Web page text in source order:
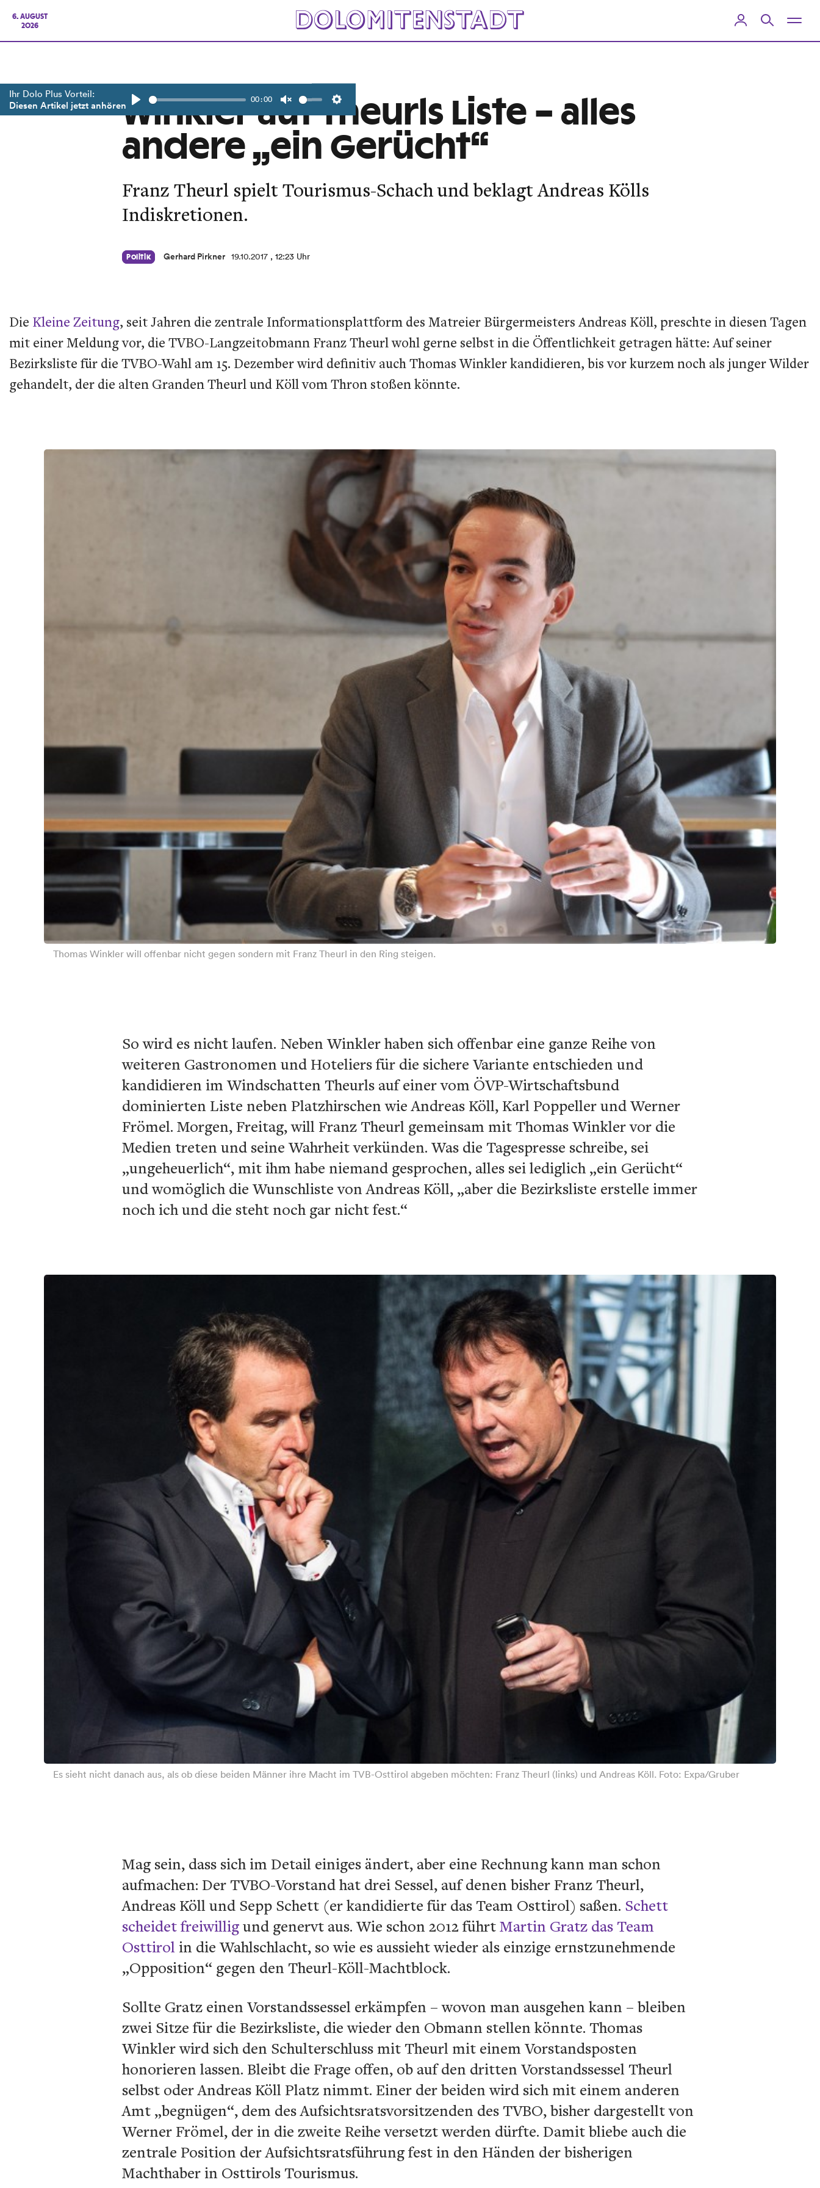
6. AUGUST
2026
Ihr Dolo Plus Vorteil:
Diesen Artikel jetzt anhören 00:00
Settings
Winkler auf Theurls Liste – alles
andere „ein Gerücht“
Franz Theurl spielt Tourismus-Schach und beklagt Andreas Kölls
Indiskretionen.
Politik Gerhard Pirkner 19.10.2017 , 12:23 Uhr
Die Kleine Zeitung, seit Jahren die zentrale Informationsplattform des Matreier Bürgermeisters Andreas Köll, preschte in diesenTagen
mit einer Meldung vor, die TVBO-Langzeitobmann Franz Theurl wohl gerne selbst in die Öffentlichkeit getragen hätte: Auf seiner
Bezirksliste für die TVBO-Wahl am 15. Dezember wird definitiv auch Thomas Winkler kandidieren, bis vor kurzem noch als junger Wilder
gehandelt, der die alten Granden Theurl und Köll vom Thron stoßen könnte.
Thomas Winkler will offenbar nicht gegen sondern mit Franz Theurl in den Ring steigen.
So wird es nicht laufen. Neben Winkler haben sich offenbar eine ganze Reihe von
weiteren Gastronomen und Hoteliers für die sichere Variante entschieden und
kandidieren im Windschatten Theurls auf einer vom ÖVP-Wirtschaftsbund
dominierten Liste neben Platzhirschen wie Andreas Köll, Karl Poppeller und Werner
Frömel. Morgen, Freitag, will Franz Theurl gemeinsam mit Thomas Winkler vor die
Medien treten und seine Wahrheit verkünden. Was die Tagespresse schreibe, sei
„ungeheuerlich“, mit ihm habe niemand gesprochen, alles sei lediglich „ein Gerücht“
und womöglich die Wunschliste von Andreas Köll, „aber die Bezirksliste erstelle immer
noch ich und die steht noch gar nicht fest.“
Es sieht nicht danach aus, als ob diese beiden Männer ihre Macht im TVB-Osttirol abgeben möchten: Franz Theurl (links) und Andreas Köll. Foto: Expa/Gruber
Mag sein, dass sich im Detail einiges ändert, aber eine Rechnung kann man schon
aufmachen: Der TVBO-Vorstand hat drei Sessel, auf denen bisher Franz Theurl,
Andreas Köll und Sepp Schett (er kandidierte für das Team Osttirol) saßen. Schett
scheidet freiwilligund genervt aus. Wie schon 2012 führtMartin Gratz das Team
Osttirol in die Wahlschlacht, so wie es aussieht wieder als einzige ernstzunehmende
„Opposition“ gegen den Theurl-Köll-Machtblock.
Sollte Gratz einen Vorstandssessel erkämpfen – wovon man ausgehen kann – bleiben
zwei Sitze für die Bezirksliste, die wieder den Obmann stellen könnte. Thomas
Winkler wird sich den Schulterschluss mit Theurl mit einem Vorstandsposten
honorieren lassen. Bleibt die Frage offen, ob auf den dritten Vorstandssessel Theurl
selbst oder Andreas Köll Platz nimmt. Einer der beiden wird sich mit einem anderen
Amt „begnügen“, dem des Aufsichtsratsvorsitzenden des TVBO, bisher dargestellt von
Werner Frömel, der in die zweite Reihe versetzt werden dürfte. Damit bliebe auch die
zentrale Position der Aufsichtsratsführung fest in den Händen der bisherigen
Machthaber in Osttirols Tourismus.